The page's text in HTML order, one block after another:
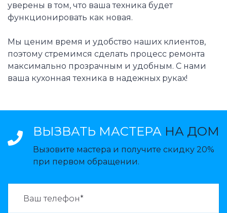
уверены в том, что ваша техника будет
функционировать как новая.
Мы ценим время и удобство наших клиентов,
поэтому стремимся сделать процесс ремонта
максимально прозрачным и удобным. С нами
ваша кухонная техника в надежных руках!
ВЫЗВАТЬ МАСТЕРА НА ДОМ
Вызовите мастера и получите скидку 20%
при первом обращении.